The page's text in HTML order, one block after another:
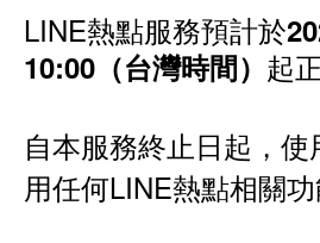
LINE熱點服務預計於
10:00（台灣時間） 起
自本服務終止日起，
用任何LINE熱點相關功